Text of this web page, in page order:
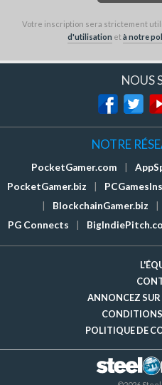
Votre inscription sera strictement
d'utilisation età notre
NOUS
NOTRE
PocketGamer.com
PocketGamer.biz
BlockchainGamer.biz
PG Connects
ANNONCEZ SUR
CONDITIONS
POLITIQUE DE